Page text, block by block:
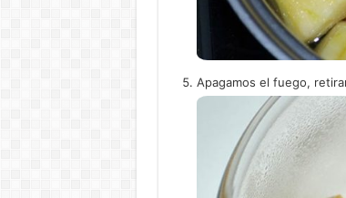
Apagamos el fuego,